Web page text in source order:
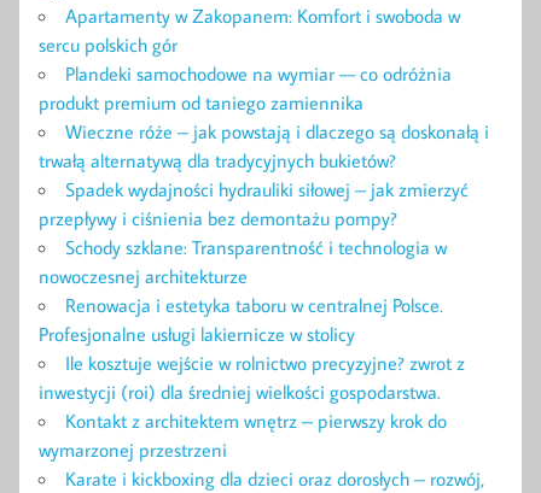
Apartamenty w Zakopanem: Komfort i swoboda w
sercu polskich gór
Plandeki samochodowe na wymiar — co odróżnia
produkt premium od taniego zamiennika
Wieczne róże – jak powstają i dlaczego są doskonałą i
trwałą alternatywą dla tradycyjnych bukietów?
Spadek wydajności hydrauliki siłowej – jak zmierzyć
przepływy i ciśnienia bez demontażu pompy?
Schody szklane: Transparentność i technologia w
nowoczesnej architekturze
Renowacja i estetyka taboru w centralnej Polsce.
Profesjonalne usługi lakiernicze w stolicy
Ile kosztuje wejście w rolnictwo precyzyjne? zwrot z
inwestycji (roi) dla średniej wielkości gospodarstwa.
Kontakt z architektem wnętrz – pierwszy krok do
wymarzonej przestrzeni
Karate i kickboxing dla dzieci oraz dorosłych – rozwój,